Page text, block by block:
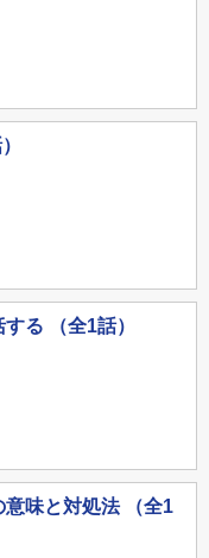
る （全1話）
味と対処法 （全1